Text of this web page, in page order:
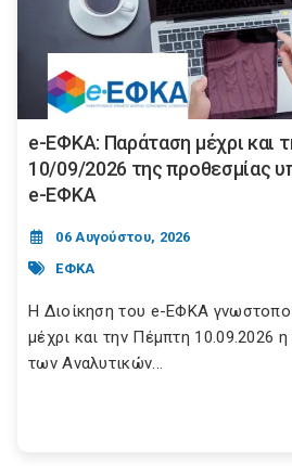
e-ΕΦΚΑ: Παράταση μέχρι και
10/09/2026 της προθεσμίας
e-ΕΦΚΑ
06 Αυγούστου, 2026
ΕΦΚΑ
Η Διοίκηση του e-ΕΦΚΑ
μέχρι και την Πέμπτη 10.09.2026
των Αναλυτικών...